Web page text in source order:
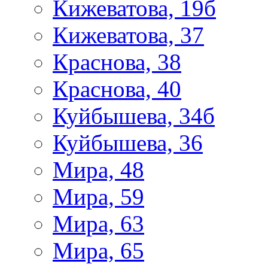
Кижеватова, 19б
Кижеватова, 37
Краснова, 38
Краснова, 40
Куйбышева, 34б
Куйбышева, 36
Мира, 48
Мира, 59
Мира, 63
Мира, 65